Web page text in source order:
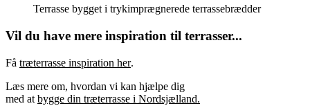
Terrasse bygget i trykimprægnerede terrassebrædder
Vil du have mere inspiration til terrasser...
Få træterrasse inspiration her.
Læs mere om, hvordan vi kan hjælpe dig
med at bygge din træterrasse i Nordsjælland.